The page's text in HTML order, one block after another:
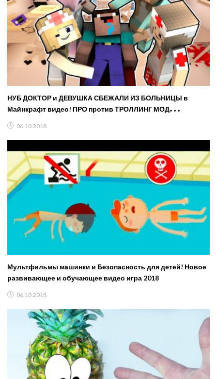
НУБ ДОКТОР и ДЕВУШКА СБЕЖАЛИ ИЗ БОЛЬНИЦЫ в
Майнкрафт видео! ПРО против ТРОЛЛИНГ МОД
MINECRAFT МУЛЬТ
06.10.2018
Мультфильмы машинки и Безопасность для детей! Новое
развивающее и обучающее видео игра 2018
06.10.2018